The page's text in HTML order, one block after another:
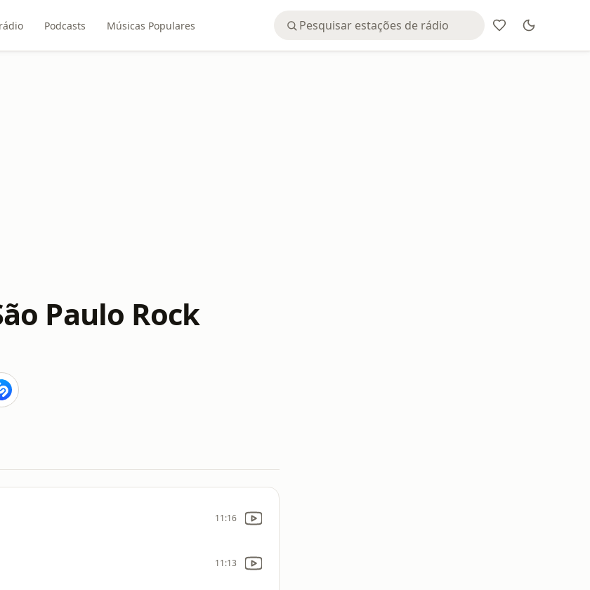
Podcasts Músicas Populares
Paulo Rock
11:16
11:13